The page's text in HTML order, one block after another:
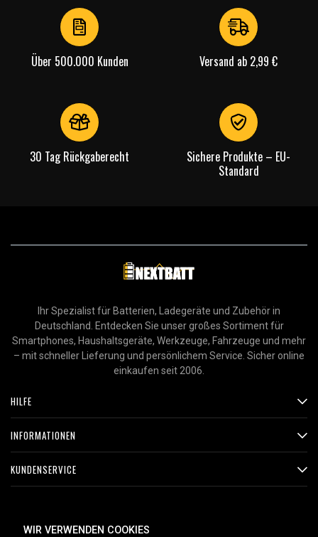
Über 500.000 Kunden Versand ab 2,99 €
30 Tag Rückgaberecht
Sichere Produkte – EU-
Standard
Ihr Spezialist für Batterien, Ladegeräte und Zubehör in
Deutschland. Entdecken Sie unser großes Sortiment für
Smartphones, Haushaltsgeräte, Werkzeuge, Fahrzeuge und mehr
– mit schneller Lieferung und persönlichem Service. Sicher online
einkaufen seit 2006.
HILFE
INFORMATIONEN
KUNDENSERVICE
ZAHLUNGSMETHODEN
WIR VERWENDEN COOKIES